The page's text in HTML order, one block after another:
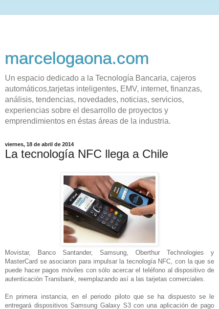
marcelogaona.com
Un espacio dedicado a la Tecnología Bancaria, cajeros
automáticos,tarjetas inteligentes, EMV, internet, finanzas,
análisis, tendencias, novedades, noticias, servicios,
experiencias sobre el desarrollo de proyectos y
emprendimientos en éstas áreas de la industria.
viernes, 18 de abril de 2014
La tecnología NFC llega a Chile
Movistar, Banco Santander, Samsung, Oberthur Technologies y
MasterCard se asociaron para impulsar la tecnología NFC, con la que se
puede hacer pagos móviles con sólo acercar el teléfono al dispositivo de
autenticación Transbank, reemplazando así a las tarjetas comerciales.
En primera instancia, en el periodo piloto que se ha dispuesto se le
entregará dispositivos Samsung Galaxy S3 con una aplicación de pago